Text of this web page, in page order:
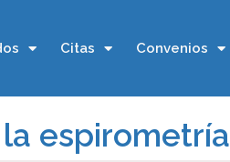
Citas Convenios
espirometría